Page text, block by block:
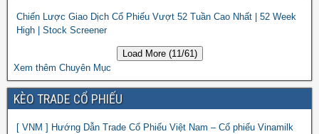
Chiến Lược Giao Dịch Cổ Phiếu Vượt 52 Tuần Cao Nhất | 52 Week
High | Stock Screener
Load More (11/61)
Xem thêm Chuyên Mục
KÈO TRADE CỔ PHIẾU
[ VNM ] Hướng Dẫn Trade Cổ Phiếu Việt Nam – Cổ phiếu Vinamilk